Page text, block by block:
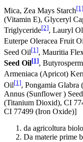
Mica, Zea Mays Starch[1]
(Vitamin E), Glyceryl
Triglyceride[2], Lauryl
Euterpe Oleracea Fruit
Seed Oil[1], Mauritia
Seed Oil[1],
Armeniaca (Apricot)
Oil[1], Pongamia
Annus (Sunflower )
(Titanium Dioxid), CI
CI 77499 (Iron Oxide)]
da agricoltura
Da materie prime